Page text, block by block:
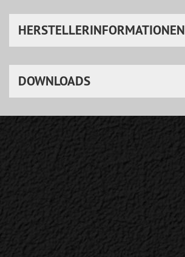
HERSTELLERINFORMATIONEN
DOWNLOADS